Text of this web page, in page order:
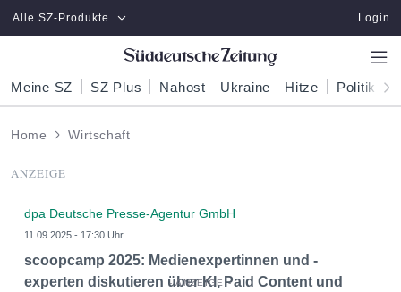
Zum Hauptinhalt springen
Alle SZ-Produkte Login
Meine SZ SZ Plus Nahost Ukraine Hitze Politik
Home Wirtschaft
ANZEIGE
dpa Deutsche Presse-Agentur GmbH
11.09.2025 - 17:30 Uhr
scoopcamp 2025: Medienexpertinnen und -
experten diskutieren über KI, Paid Content und